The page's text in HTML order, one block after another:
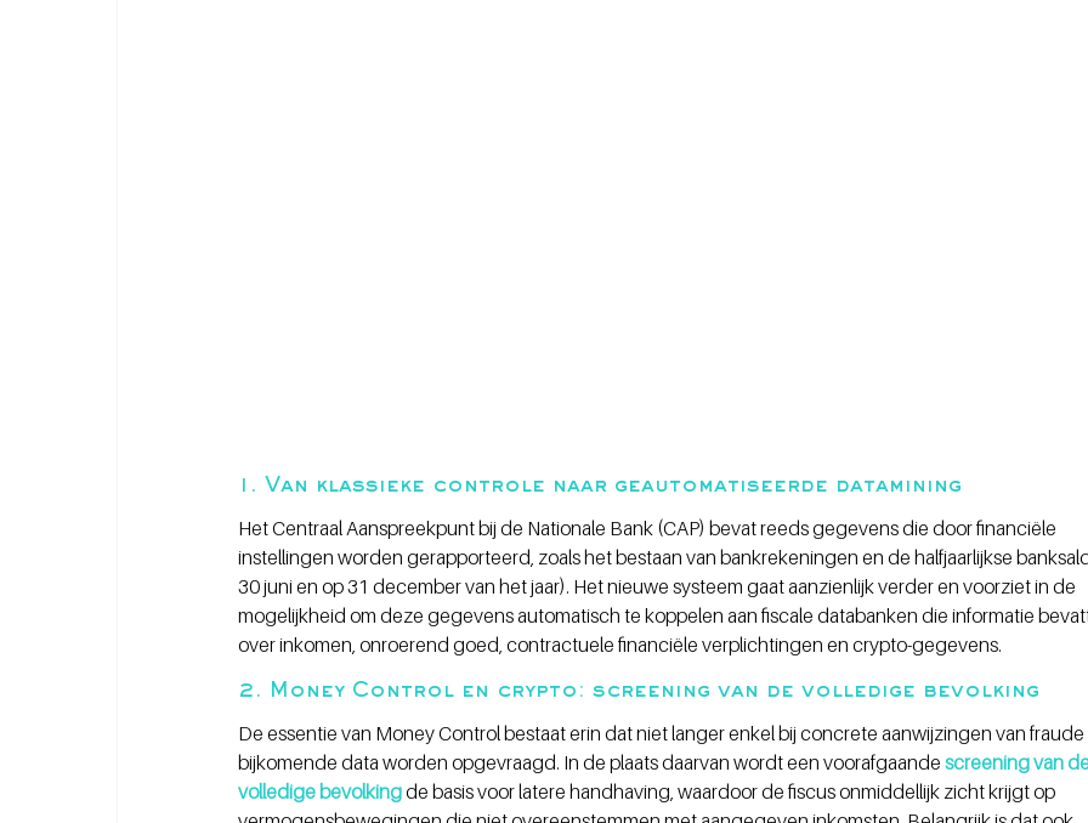
1. Van klassieke controle naar geautomatiseerde datamining
Het Centraal Aanspreekpunt bij de Nationale Bank (CAP) bevat reeds gegevens die door financiële
instellingen worden gerapporteerd, zoals het bestaan van bankrekeningen en de halfjaarlijkse
30 juni en op 31 december van het jaar). Het nieuwe systeem gaat aanzienlijk verder en voorziet in de
mogelijkheid om deze gegevens automatisch te koppelen aan fiscale databanken die informatie
over inkomen, onroerend goed, contractuele financiële verplichtingen en crypto-gegevens.
2. Money Control en crypto: screening van de volledige bevolking
De essentie van Money Control bestaat erin dat niet langer enkel bij concrete aanwijzingen van fraude
bijkomende data worden opgevraagd. In de plaats daarvan wordt een voorafgaande screening van
volledige bevolking de basis voor latere handhaving, waardoor de fiscus onmiddellijk zicht krijgt op